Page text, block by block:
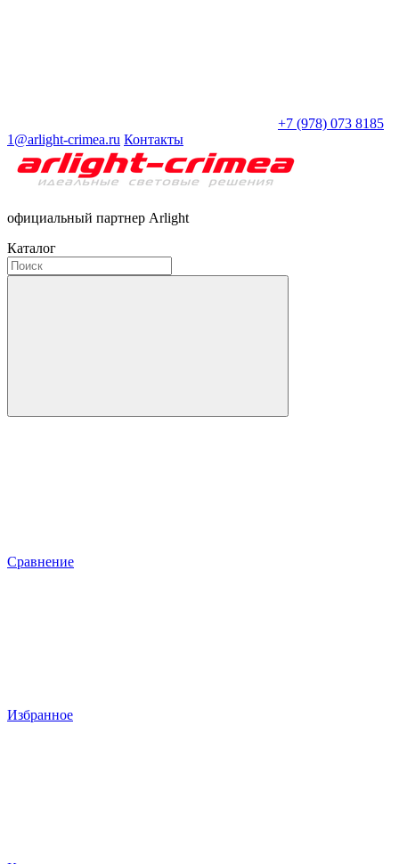
+7 (978) 073 8185
1@arlight-crimea.ru Контакты
официальный партнер Arlight
Каталог
Сравнение
Избранное